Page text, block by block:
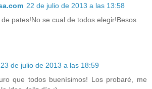
22 de julio de 2013 a las 13:58
pates!No se cual de todos elegir!Besos
23 de julio de 2013 a las 18:59
que todos buenísimos! Los probaré, me